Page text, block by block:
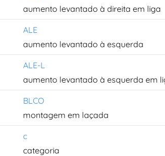
aumento levantado à direita em liga
ALE
aumento levantado à esquerda
ALE-L
aumento levantado à esquerda em
BLCO
montagem em laçada
c
categoria